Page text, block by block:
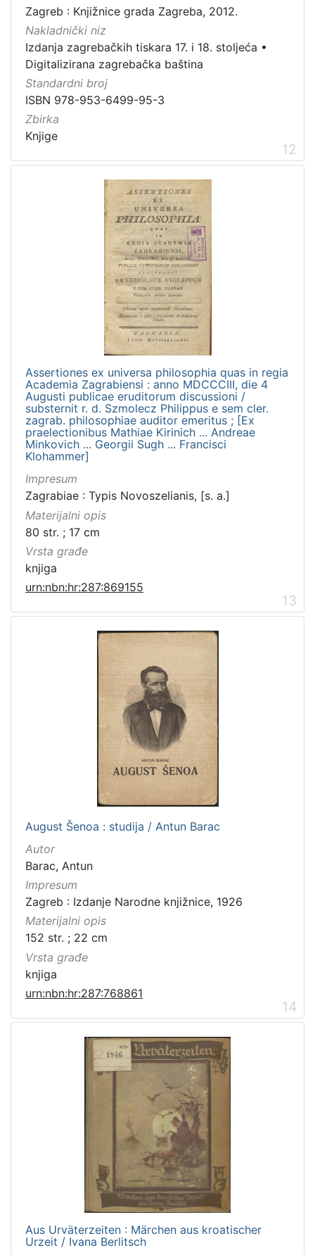
Zagreb : Knjižnice grada Zagreba, 2012.
Nakladnički niz
Izdanja zagrebačkih tiskara 17. i 18. stoljeća •
Digitalizirana zagrebačka baština
Standardni broj
ISBN 978-953-6499-95-3
Zbirka
Knjige
12
Assertiones ex universa philosophia quas in regia
Academia Zagrabiensi : anno MDCCCIII, die 4
Augusti publicae eruditorum discussioni /
substernit r. d. Szmolecz Philippus e sem cler.
zagrab. philosophiae auditor emeritus ; [Ex
praelectionibus Mathiae Kirinich ... Andreae
Minkovich ... Georgii Sugh ... Francisci
Klohammer]
Impresum
Zagrabiae : Typis Novoszelianis, [s. a.]
Materijalni opis
80 str. ; 17 cm
Vrsta građe
knjiga
urn:nbn:hr:287:869155
13
August Šenoa : studija / Antun Barac
Autor
Barac, Antun
Impresum
Zagreb : Izdanje Narodne knjižnice, 1926
Materijalni opis
152 str. ; 22 cm
Vrsta građe
knjiga
urn:nbn:hr:287:768861
14
Aus Urväterzeiten : Märchen aus kroatischer
Urzeit / Ivana Berlitsch